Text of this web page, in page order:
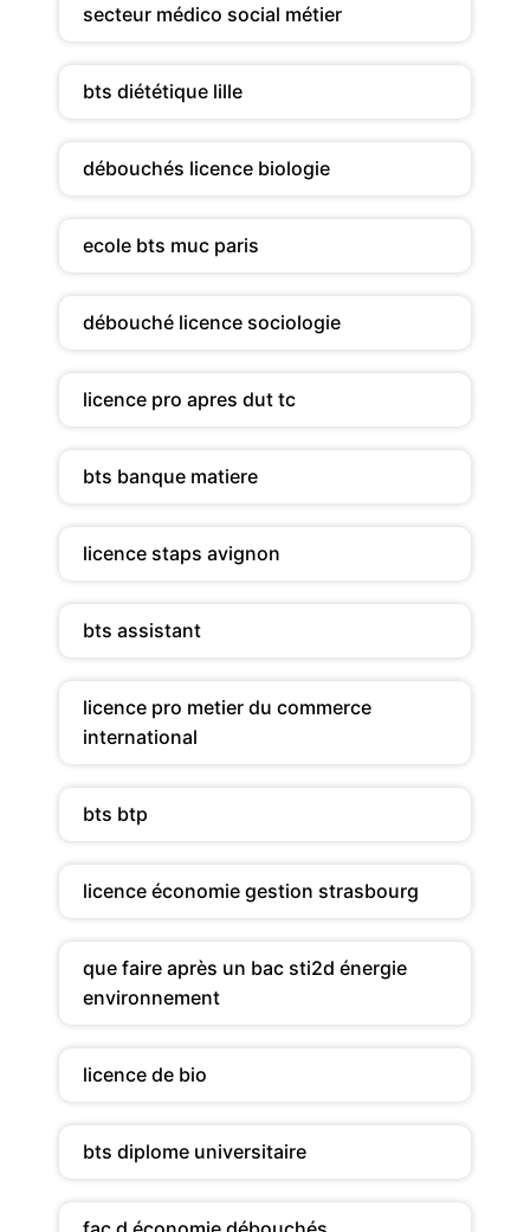
secteur médico social métier
bts diététique lille
débouchés licence biologie
ecole bts muc paris
débouché licence sociologie
licence pro apres dut tc
bts banque matiere
licence staps avignon
bts assistant
licence pro metier du commerce
international
bts btp
licence économie gestion strasbourg
que faire après un bac sti2d énergie
environnement
licence de bio
bts diplome universitaire